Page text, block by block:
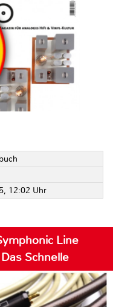
12:02 Uhr
Line
Schnelle